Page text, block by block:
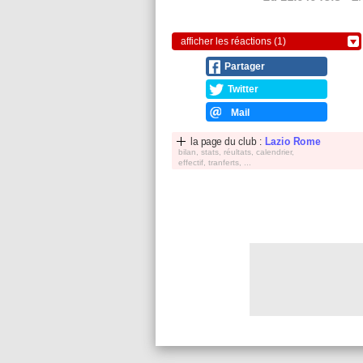
afficher les réactions (1)
Partager
Twitter
Mail
la page du club : Lazio Rome
bilan, stats, réultats, calendrier,
effectif, tranferts, ...